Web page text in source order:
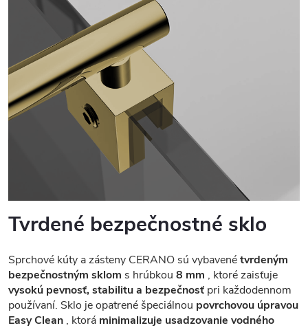
Tvrdené bezpečnostné sklo
Sprchové kúty a zásteny CERANO sú vybavenétvrdeným
bezpečnostným sklom s hrúbkou 8 mm , ktoré zaisťuje
vysokú pevnosť, stabilitu a bezpečnosť pri každodennom
používaní. Sklo je opatrené špeciálnou povrchovou úpravou
Easy Clean , ktorá minimalizuje usadzovanie vodného